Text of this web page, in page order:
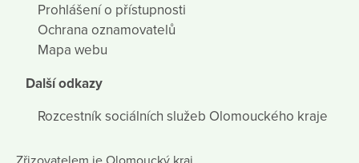
Prohlášení o přístupnosti
Ochrana oznamovatelů
Mapa webu
Další odkazy
Rozcestník sociálních služeb Olomouckého kraje